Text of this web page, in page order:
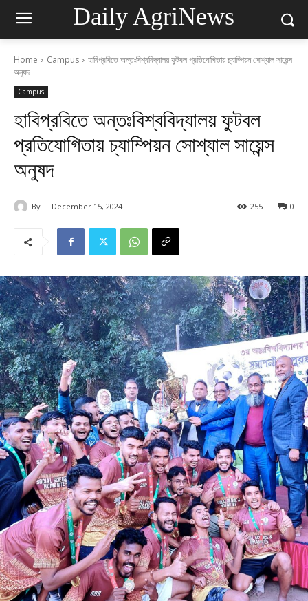
Daily AgriNews
Home Campus
হাবিপ্রবিতে অন্তঃবিশ্ববিদ্যালয় ফুটবল প্রতিযোগিতায় চ্যাম্পিয়ন সোশ্যাল সায়েন্স
অনুষদ
Campus
হাবিপ্রবিতে অন্তঃবিশ্ববিদ্যালয় ফুটবল
প্রতিযোগিতায় চ্যাম্পিয়ন সোশ্যাল সায়েন্স
অনুষদ
By December 15, 2024 0
255